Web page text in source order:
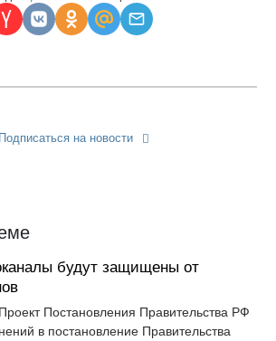
Подписаться на новости
будут защищены от
Постановления Правительства РФ
в постановление Правительства